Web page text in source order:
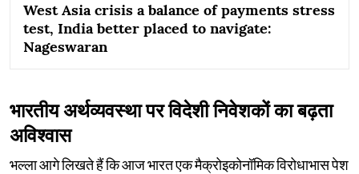
West Asia crisis a balance of payments stress
test, India better placed to navigate:
Nageswaran
भारतीय अर्थव्यवस्था पर विदेशी निवेशकों का बढ़ता
अविश्वास
भल्ला आगे लिखते हैं कि आज भारत एक मैक्रोइकोनॉमिक विरोधाभास पेश